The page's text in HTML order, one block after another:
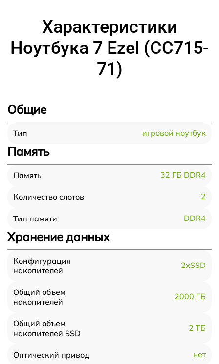
Характеристики
Ноутбука 7 Ezel (CC715-
71)
Общие
Тип игровой ноутбук
Память
Память 32 ГБ DDR4
Количество слотов 2
Тип памяти DDR4
Хранение данных
Конфигурация
накопителей
2xSSD
Общий объем
накопителей
2000 ГБ
Общий объем
накопителей SSD
2 ТБ
Оптический привод нет